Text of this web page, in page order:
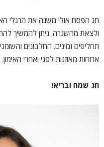
חג הפסח אולי משנה את הרגלי
ולצאת מהשגרה. ניתן להמשיך
תחליפים זמינים. החלבונים
ארוחות מאוזנות לפני ואחרי האימון.
חג שמח ובריא!